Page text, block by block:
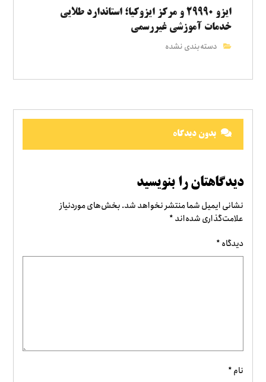
ایزو ۲۹۹۹۰ و مرکز ایزوکیا؛ استاندارد طلایی
خدمات آموزشی غیررسمی
دسته‌بندی نشده
بدون دیدگاه
دیدگاهتان را بنویسید
نشانی ایمیل شما منتشر نخواهد شد.بخش‌های موردنیاز
علامت‌گذاری شده‌اند*
دیدگاه*
نام*